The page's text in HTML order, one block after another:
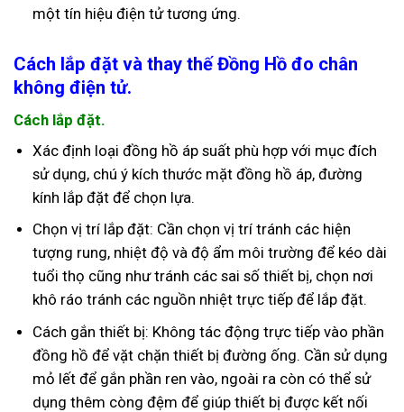
một tín hiệu điện tử tương ứng.
Cách lắp đặt và thay thế Đồng Hồ đo chân
không điện tử.
Cách lắp đặt.
Xác định loại đồng hồ áp suất phù hợp với mục đích
sử dụng, chú ý kích thước mặt đồng hồ áp, đường
kính lắp đặt để chọn lựa.
Chọn vị trí lắp đặt: Cần chọn vị trí tránh các hiện
tượng rung, nhiệt độ và độ ẩm môi trường để kéo dài
tuổi thọ cũng như tránh các sai số thiết bị, chọn nơi
khô ráo tránh các nguồn nhiệt trực tiếp để lắp đặt.
Cách gắn thiết bị: Không tác động trực tiếp vào phần
đồng hồ để vặt chặn thiết bị đường ống. Cần sử dụng
mỏ lết để gắn phần ren vào, ngoài ra còn có thể sử
dụng thêm còng đệm để giúp thiết bị được kết nối